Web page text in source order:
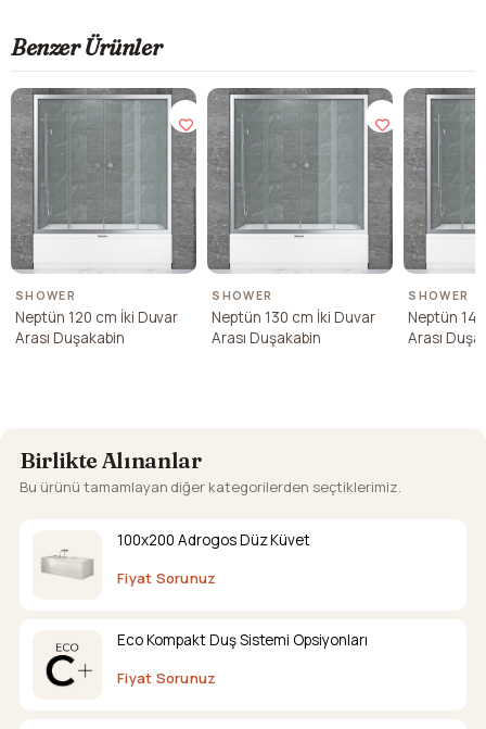
Benzer Ürünler
SHOWER
Neptün 120 cm İki Duvar
Arası Duşakabin
SHOWER
Neptün 130 cm İki Duvar
Arası Duşakabin
SHOWER
Neptün
Arası
Birlikte Alınanlar
Bu ürünü tamamlayan diğer kategorilerden seçtiklerimiz.
100x200 Adrogos Düz Küvet
Fiyat Sorunuz
Eco Kompakt Duş Sistemi Opsiyonları
Fiyat Sorunuz